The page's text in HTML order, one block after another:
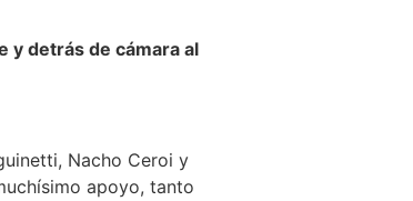
y detrás de cámara al
Nacho Ceroi y
apoyo, tanto